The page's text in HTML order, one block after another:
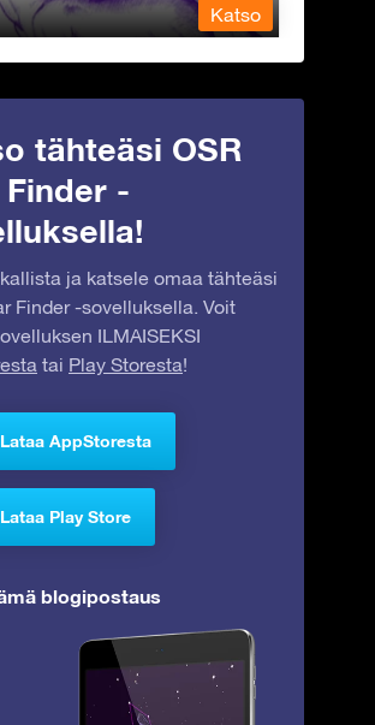
Katso
tähteäsi OSR
-
ja katsele omaa tähteäsi
Finder -sovelluksella. Voit
ILMAISEKSI
tai Play Storesta!
Lataa AppStoresta
Lataa Play Store
blogipostaus